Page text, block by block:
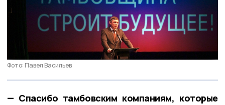
Фото: Павел Васильев
— Спасибо тамбовским компаниям, которые